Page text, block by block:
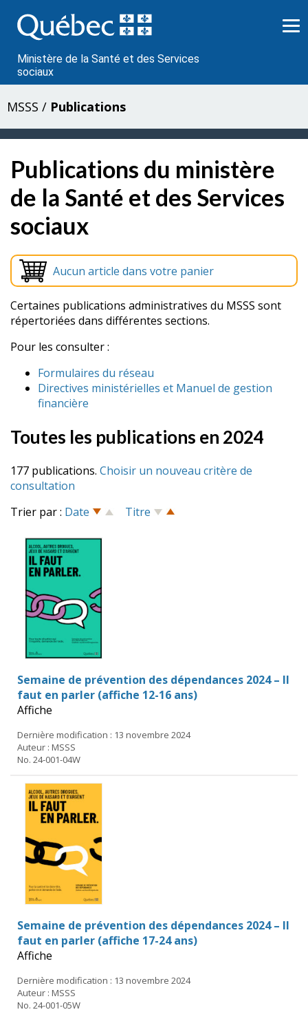
au
contenu
Ministère de la Santé et des Services
sociaux
MSSS / Publications
Publications du ministère
de la Santé et des Services
sociaux
Aucun article dans votre panier
Certaines publications administratives du MSSS sont
répertoriées dans différentes sections.
Pour les consulter :
Formulaires du réseau
Directives ministérielles et Manuel de gestion
financière
Toutes les publications en 2024
177 publications. Choisir un nouveau critère de
consultation
Trier par : Date Titre
Semaine de prévention des dépendances 2024 – Il
faut en parler (affiche 12-16 ans)
Affiche
Dernière modification : 13 novembre 2024
Auteur : MSSS
No. 24-001-04W
Semaine de prévention des dépendances 2024 – Il
faut en parler (affiche 17-24 ans)
Affiche
Dernière modification : 13 novembre 2024
Auteur : MSSS
No. 24-001-05W